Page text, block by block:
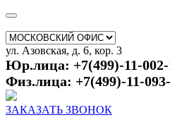
ул. Азовская, д. 6, кор. 3
Юр.лица: +7(499)-11-002-
Физ.лица: +7(499)-11-
ЗАКАЗАТЬ ЗВОНОК